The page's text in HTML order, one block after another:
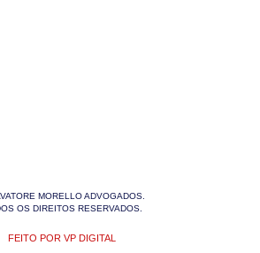
MORELLO ADVOGADOS.
OS DIREITOS RESERVADOS.
FEITO POR VP DIGITAL